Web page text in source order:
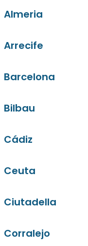
Almeria
Arrecife
Barcelona
Bilbau
Cádiz
Ceuta
Ciutadella
Corralejo